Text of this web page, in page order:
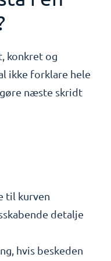
konkret og
ikke forklare hele
næste skridt
til kurven
detalje
hvis beskeden